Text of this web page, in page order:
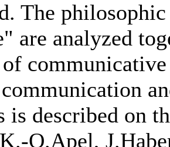
The
are analyzed
of
is described on
O.Apel,